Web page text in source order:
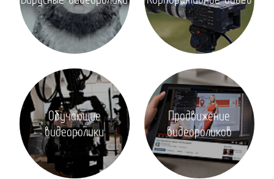
Обучающие
видеоролики
Продвижение
видеороликов